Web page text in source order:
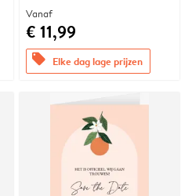
Vanaf
€ 11,99
offers Elke dag lage prijzen